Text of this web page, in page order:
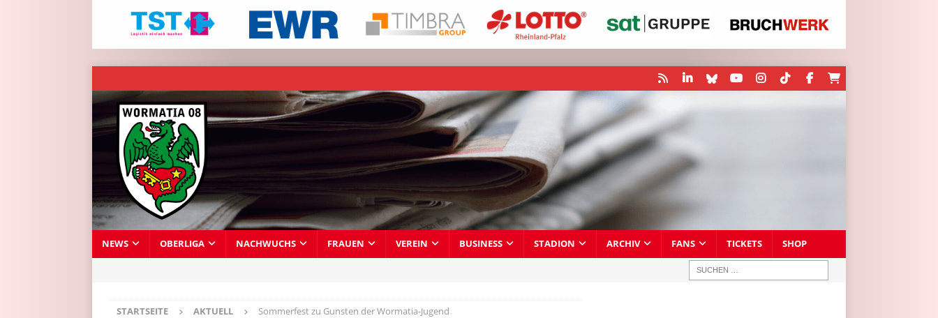
NEWS OBERLIGA NACHWUCHS FRAUEN VEREIN BUSINESS STADION ARCHIV FANS TICKETS SHOP
STARTSEITE AKTUELL Sommerfest zu Gunsten der Wormatia-Jugend